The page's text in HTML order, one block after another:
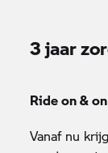
3 jaar
Ride on &
Vanaf nu